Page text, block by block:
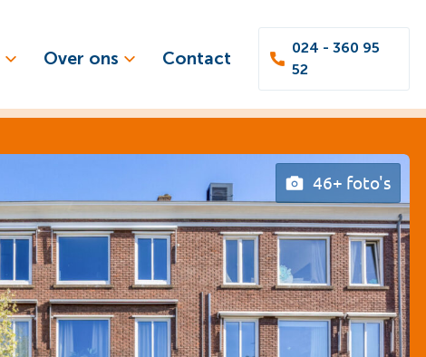
Over ons Contact
024 - 360 95
52
46+ foto's